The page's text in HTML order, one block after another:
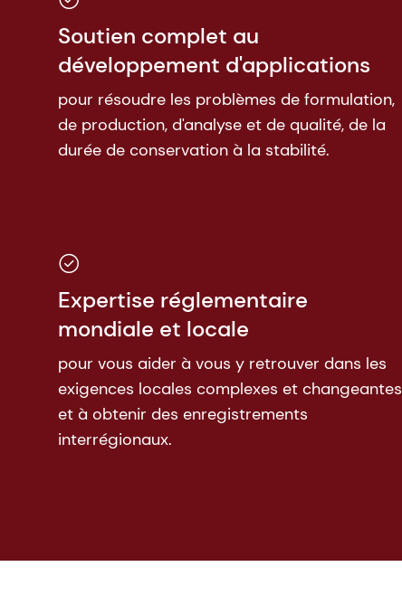
Soutien complet au
développement d'applications
pour résoudre les problèmes de formulation,
de production, d'analyse et de qualité, de la
durée de conservation à la stabilité.
Expertise réglementaire
mondiale et locale
pour vous aider à vous y retrouver dans les
exigences locales complexes et changeantes
et à obtenir des enregistrements
interrégionaux.